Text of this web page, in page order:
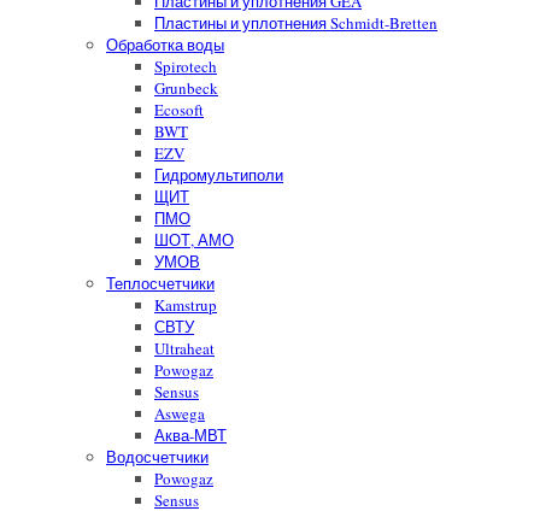
Пластины и уплотнения Schmidt-Bretten
Обработка воды
Spirotech
Grunbeck
Ecosoft
BWT
EZV
Гидромультиполи
ЩИТ
ПМО
ШОТ, АМО
УМОВ
Теплосчетчики
Kamstrup
СВТУ
Ultraheat
Powogaz
Sensus
Aswega
Аква-МВТ
Водосчетчики
Powogaz
Sensus